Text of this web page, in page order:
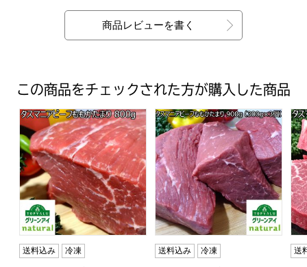
商品レビューを書く
この商品をチェックされた方が購入した商品
タスマニアビーフももかたまり 800g トップバリュグリ
送料込み 冷凍
タスマニアビーフももかたま
送料込み 冷凍
タ
送